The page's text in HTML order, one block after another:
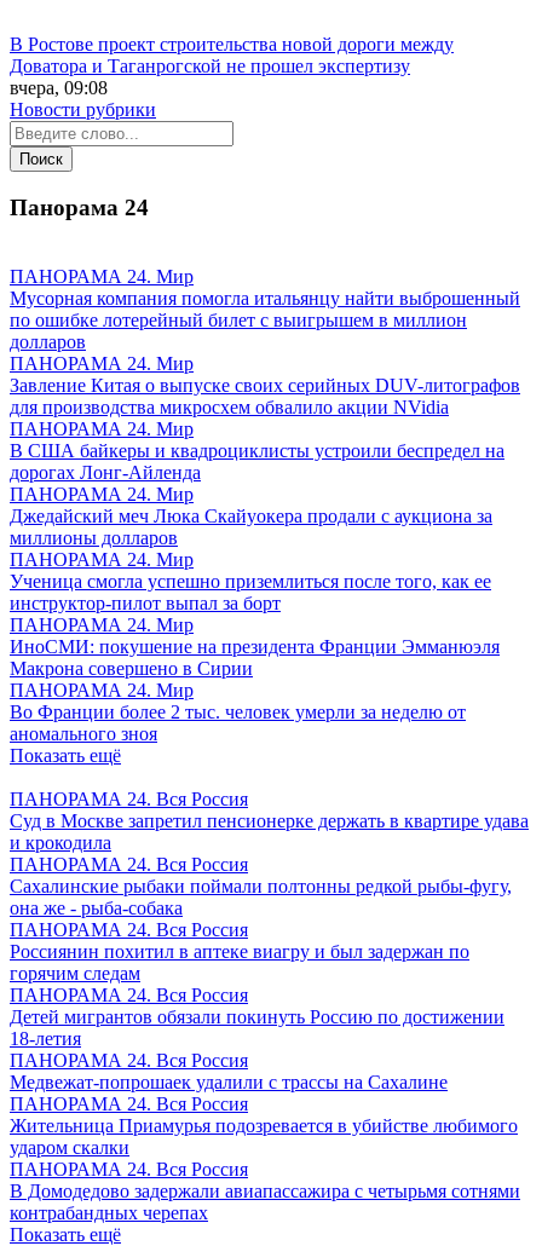
В Ростове проект строительства новой дороги между
Доватора и Таганрогской не прошел экспертизу
вчера, 09:08
Новости рубрики
Панорама 24
ПАНОРАМА 24. Мир
Мусорная компания помогла итальянцу найти выброшенный
по ошибке лотерейный билет с выигрышем в миллион
долларов
ПАНОРАМА 24. Мир
Завление Китая о выпуске своих серийных DUV-литографов
для производства микросхем обвалило акции NVidia
ПАНОРАМА 24. Мир
В США байкеры и квадроциклисты устроили беспредел на
дорогах Лонг-Айленда
ПАНОРАМА 24. Мир
Джедайский меч Люка Скайуокера продали с аукциона за
миллионы долларов
ПАНОРАМА 24. Мир
Ученица смогла успешно приземлиться после того, как ее
инструктор-пилот выпал за борт
ПАНОРАМА 24. Мир
ИноСМИ: покушение на президента Франции Эмманюэля
Макрона совершено в Сирии
ПАНОРАМА 24. Мир
Во Франции более 2 тыс. человек умерли за неделю от
аномального зноя
Показать ещё
ПАНОРАМА 24. Вся Россия
Суд в Москве запретил пенсионерке держать в квартире удава
и крокодила
ПАНОРАМА 24. Вся Россия
Сахалинские рыбаки поймали полтонны редкой рыбы-фугу,
она же - рыба-собака
ПАНОРАМА 24. Вся Россия
Россиянин похитил в аптеке виагру и был задержан по
горячим следам
ПАНОРАМА 24. Вся Россия
Детей мигрантов обязали покинуть Россию по достижении
18-летия
ПАНОРАМА 24. Вся Россия
Медвежат-попрошаек удалили с трассы на Сахалине
ПАНОРАМА 24. Вся Россия
Жительница Приамурья подозревается в убийстве любимого
ударом скалки
ПАНОРАМА 24. Вся Россия
В Домодедово задержали авиапассажира с четырьмя сотнями
контрабандных черепах
Показать ещё